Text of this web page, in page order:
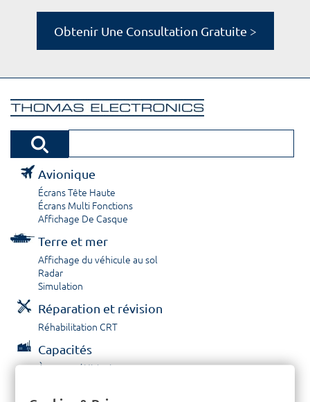
Obtenir Une Consultation Gratuite >
Avionique
Écrans Tête Haute
Écrans Multi Fonctions
Affichage De Casque
Terre et mer
Affichage du véhicule au sol
Radar
Simulation
Réparation et révision
Réhabilitation CRT
Capacités
À propos / Historique